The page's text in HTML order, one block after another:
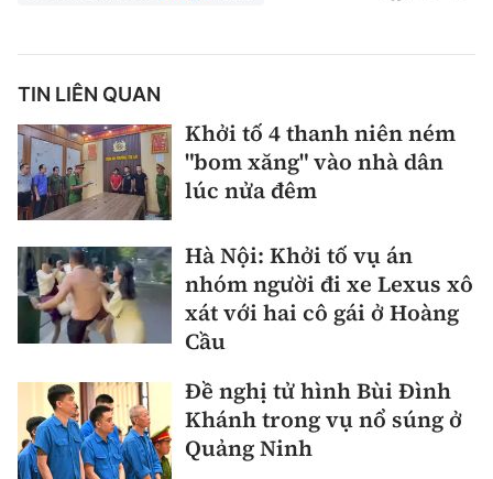
TIN LIÊN QUAN
Khởi tố 4 thanh niên ném
"bom xăng" vào nhà dân
lúc nửa đêm
Hà Nội: Khởi tố vụ án
nhóm người đi xe Lexus xô
xát với hai cô gái ở Hoàng
Cầu
Đề nghị tử hình Bùi Đình
Khánh trong vụ nổ súng ở
Quảng Ninh